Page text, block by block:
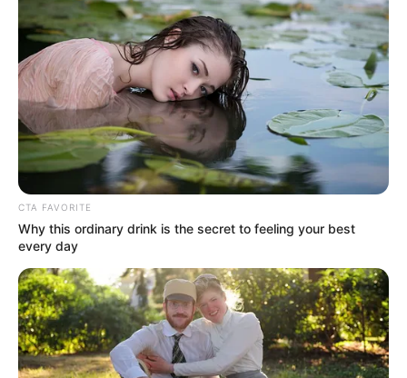
CTA FAVORITE
Why this ordinary drink is the secret to feeling your best
every day